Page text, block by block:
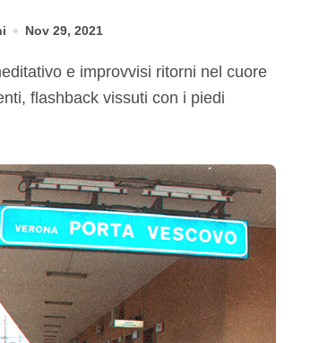
Nov 29, 2021
flashback vissuti con i piedi